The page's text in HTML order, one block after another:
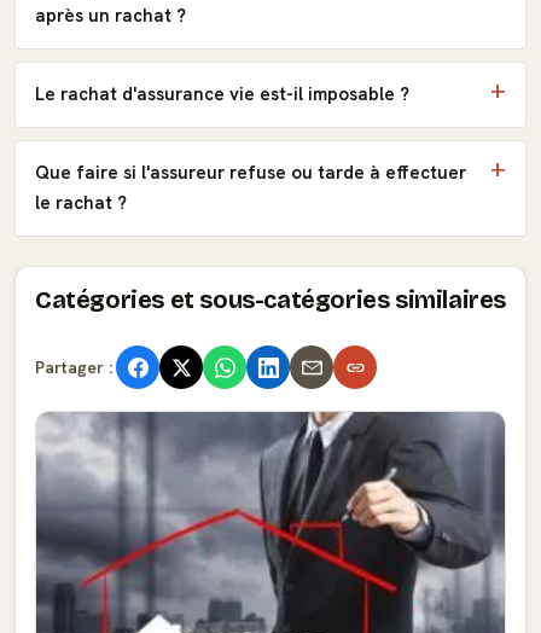
après un rachat ?
Le rachat d'assurance vie est-il imposable ?
Que faire si l'assureur refuse ou tarde à effectuer
le rachat ?
Catégories et sous-catégories similaires
Partager :